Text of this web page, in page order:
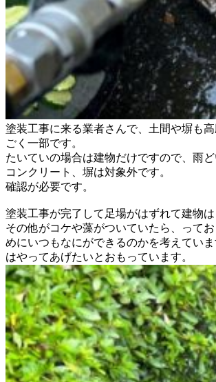
塗装工事に来る業者さんで、土間や塀も
ごく一部です。
たいていの場合は建物だけですので、雨
コンクリート、塀は対象外です。
確認が必要です。
塗装工事が完了して足場がはずれて建物
その他がコケや藻がついていたら、って
めにいつもなにができるのかを考えてい
はやってあげたいとおもっています。